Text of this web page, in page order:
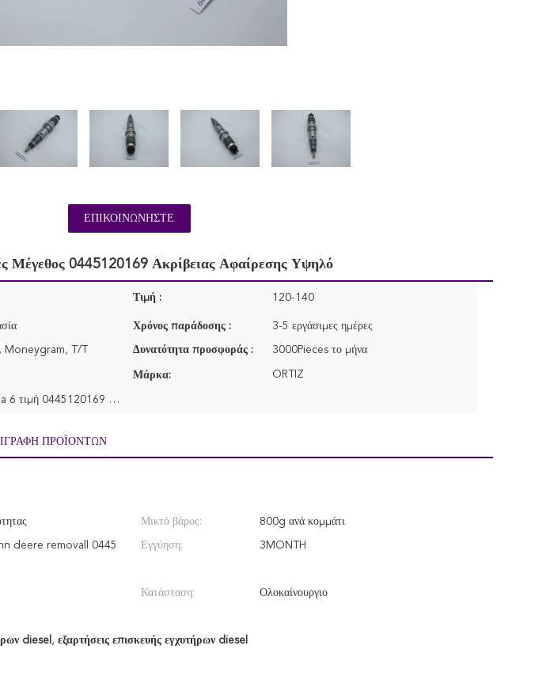
ΕΠΙΚΟΙΝΩΝΉΣΤΕ
Μέγεθος 0445120169 Ακρίβειας Αφαίρεσης Υψηλό
Τιμή : 120-140
Χρόνος παράδοσης : 3-5 εργάσιμες ημέρες
T/T Δυνατότητα προσφοράς : 3000Pieces το μήνα
Μάρκα: ORTIZ
εγχυτήρας Mazda 6 τιμή 0445120169 diesel
ΠΡΟΪΌΝΤΩΝ
Μικτό βάρος: 800g ανά κομμάτι
deere removall 0445 Εγγύηση: 3MONTH
Κατάσταση: Ολοκαίνουργιο
diesel , εξαρτήσεις επισκευής εγχυτήρων diesel